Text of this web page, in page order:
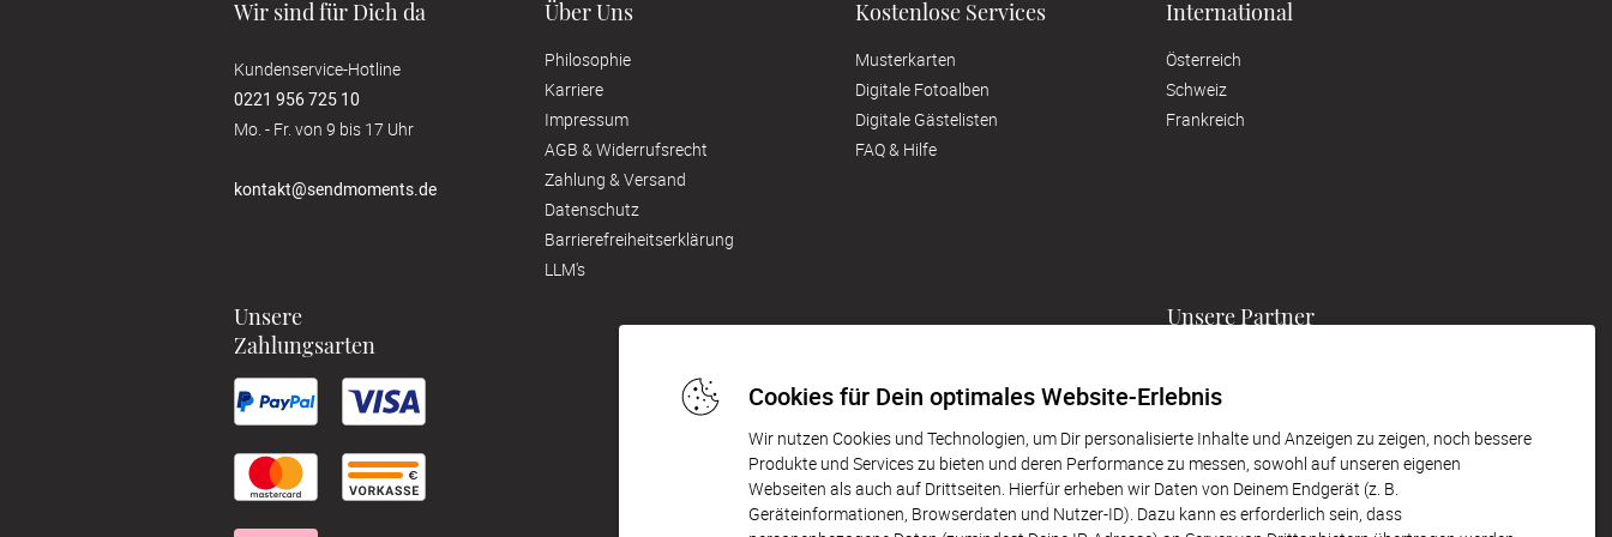
Cookies für Dein optimales Website-Erlebnis
Wir nutzen Cookies und Technologien, um Dir personalisierte Inhalte und Anzeigen zu zeigen, noch bessere
Produkte und Services zu bieten und deren Performance zu messen, sowohl auf unseren eigenen
Webseiten als auch auf Drittseiten. Hierfür erheben wir Daten von Deinem Endgerät (z. B.
Geräteinformationen, Browserdaten und Nutzer-ID). Dazu kann es erforderlich sein, dass
Wir sind für Dich da
Kundenservice-Hotline
0221 956 725 10
Mo. - Fr. von 9 bis 17 Uhr
kontakt@sendmoments.de
Über Uns
Philosophie
Karriere
Impressum
AGB & Widerrufsrecht
Zahlung & Versand
Datenschutz
Barrierefreiheitserklärung
LLM's
Kostenlose Services
Musterkarten
Digitale Fotoalben
Digitale Gästelisten
FAQ & Hilfe
International
Österreich
Schweiz
Frankreich
Unsere
Zahlungsarten
Unsere Partner